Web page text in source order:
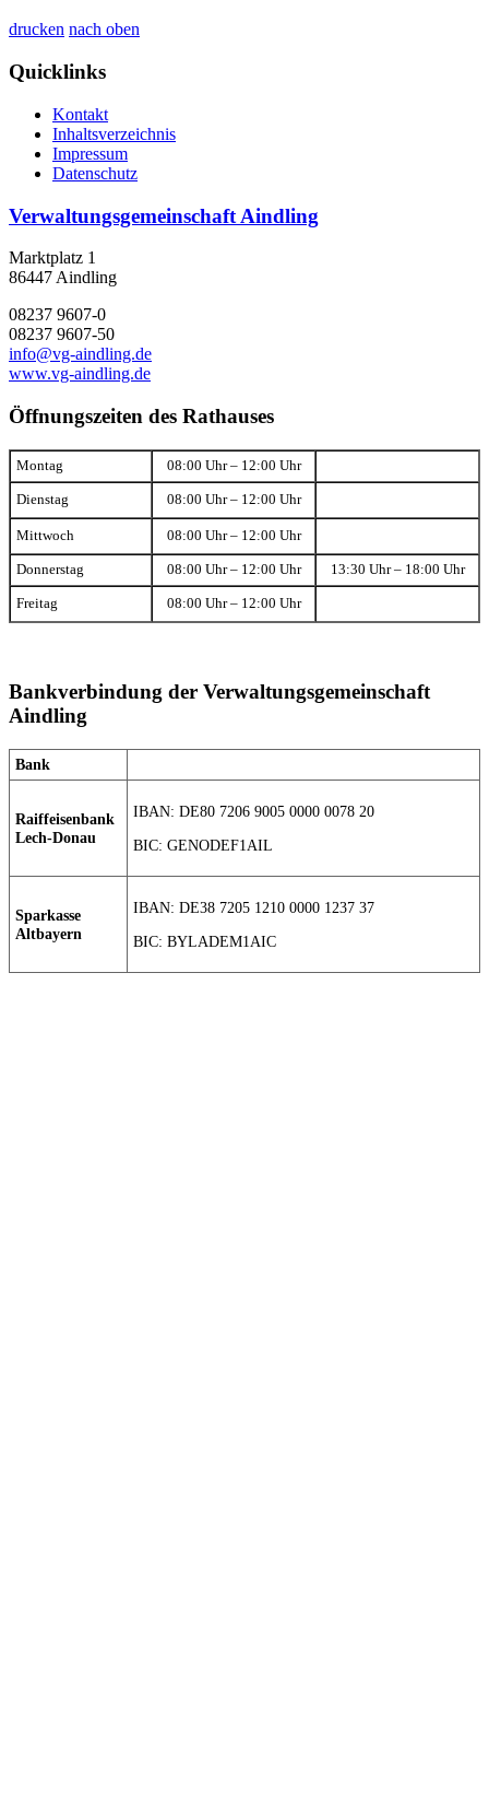
drucken nach oben
Quicklinks
Kontakt
Inhaltsverzeichnis
Impressum
Datenschutz
Verwaltungsgemeinschaft Aindling
Marktplatz 1
86447 Aindling
08237 9607-0
08237 9607-50
info@vg-aindling.de
www.vg-aindling.de
Öffnungszeiten des Rathauses
Montag 08:00 Uhr – 12:00 Uhr
Dienstag 08:00 Uhr – 12:00 Uhr
Mittwoch 08:00 Uhr – 12:00 Uhr
Donnerstag 08:00 Uhr – 12:00 Uhr 13:30 Uhr – 18:00 Uhr
Freitag 08:00 Uhr – 12:00 Uhr
Bankverbindung der Verwaltungsgemeinschaft
Aindling
Bank
Raiffeisenbank
Lech-Donau
IBAN: DE80 7206 9005 0000 0078 20
BIC: GENODEF1AIL
Sparkasse
Altbayern
IBAN: DE38 7205 1210 0000 1237 37
BIC: BYLADEM1AIC